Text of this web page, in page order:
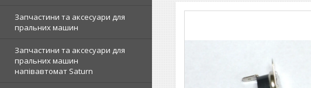
Запчастини та аксесуари для
пральних машин
Запчастини та аксесуари для
пральних машин
напівавтомат Saturn